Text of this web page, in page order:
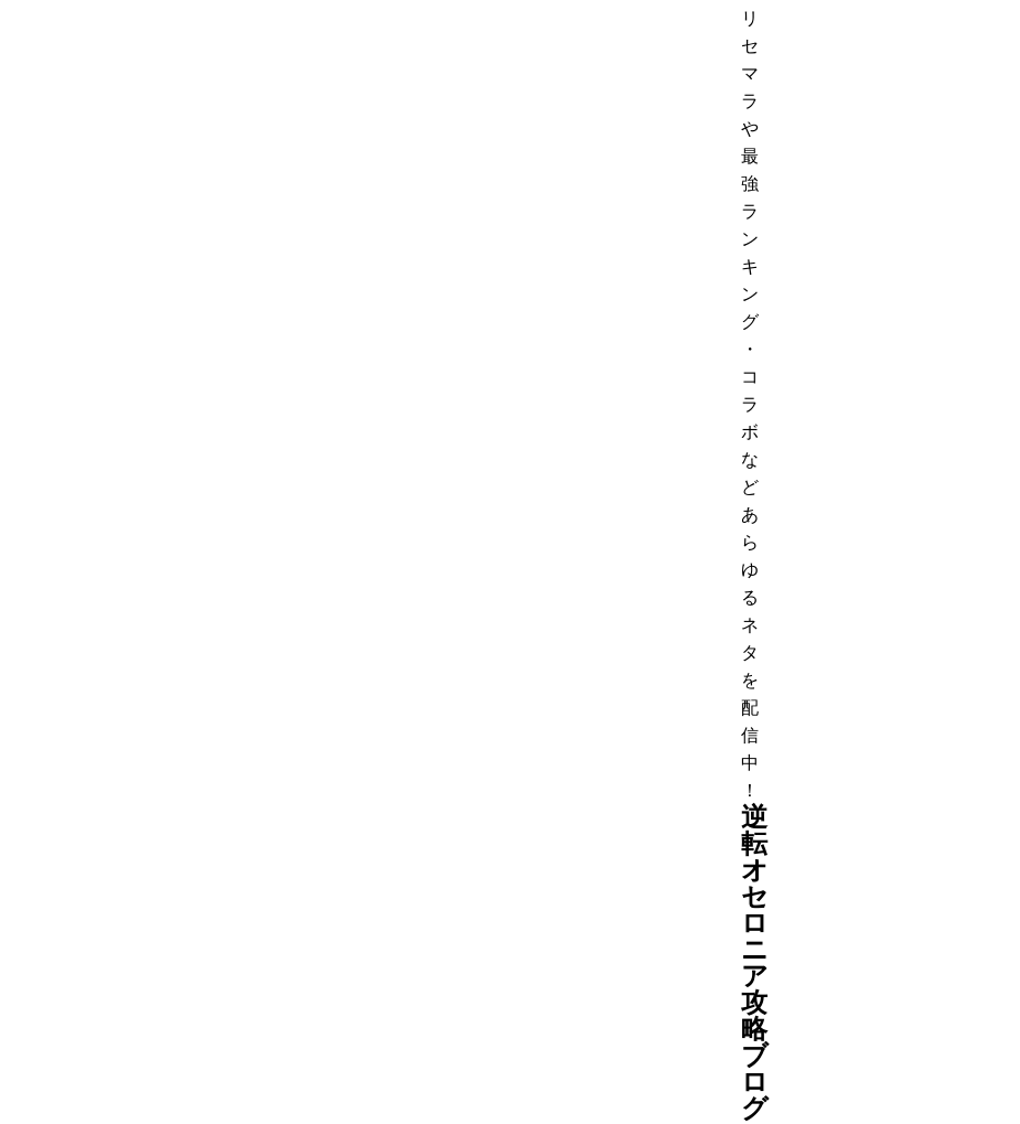
リ
セ
マ
ラ
や
最
強
ラ
ン
キ
ン
グ
・
コ
ラ
ボ
な
ど
あ
ら
ゆ
る
ネ
タ
を
配
信
中
！
逆
転
オ
セ
ロ
ニ
ア
攻
略
ブ
ロ
グ